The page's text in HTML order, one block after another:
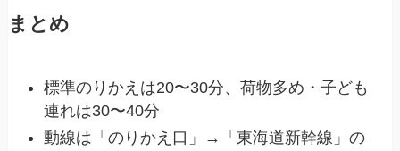
まとめ
標準のりかえは20〜30分、荷物多め・子ども
連れは30〜40分
動線は「のりかえ口」→「東海道新幹線」の